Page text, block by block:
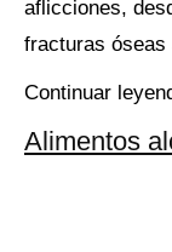
aflicciones,
fracturas óseas
Continuar
Alimentos